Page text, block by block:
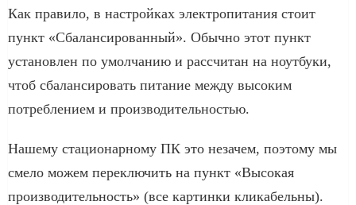
Как правило, в настройках электропитания стоит
пункт «Сбалансированный». Обычно этот пункт
установлен по умолчанию и рассчитан на ноутбуки,
чтоб сбалансировать питание между высоким
потреблением и производительностью.
Нашему стационарному ПК это незачем, поэтому мы
смело можем переключить на пункт «Высокая
производительность» (все картинки кликабельны).